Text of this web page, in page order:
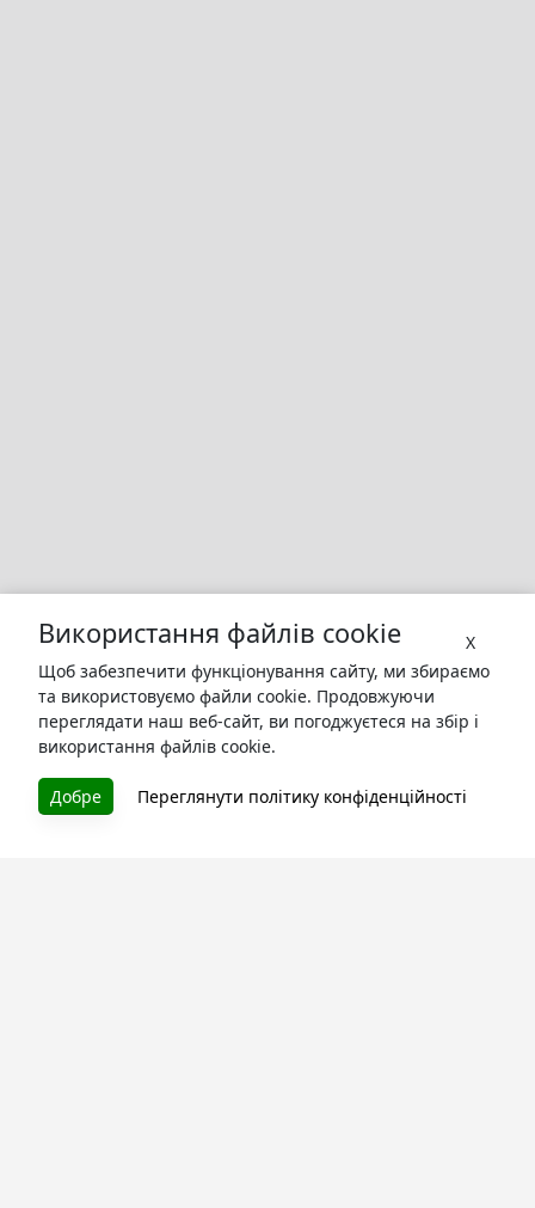
X
Використання файлів cookie
Щоб забезпечити функціонування сайту, ми збираємо
та використовуємо файли cookie. Продовжуючи
переглядати наш веб-сайт, ви погоджуєтеся на збір і
використання файлів cookie.
Добре Переглянути політику конфіденційності
БУКУРУК
Літературна платформа і бібліотека книг, які можна